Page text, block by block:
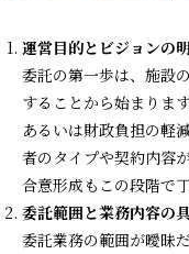
運営目的とビジョンの
委託の第一歩は、施設
することから始まりま
あるいは財政負担の軽
者のタイプや契約内容
合意形成もこの段階で
委託範囲と業務内容の
委託業務の範囲が曖昧